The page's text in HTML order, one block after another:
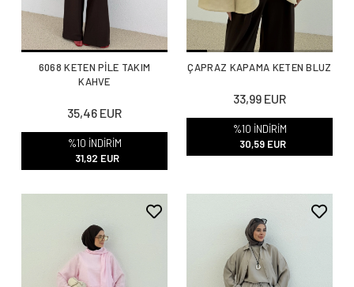
6068 KETEN PİLE TAKIM
KAHVE
35,46 EUR
%10 İNDİRİM
31,92 EUR
ÇAPRAZ KAPAMA KETEN BLUZ
33,99 EUR
%10 İNDİRİM
30,59 EUR